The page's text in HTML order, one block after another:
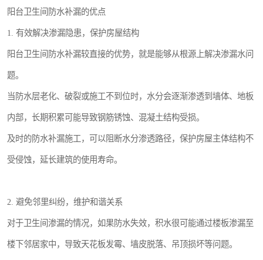
阳台卫生间防水补漏的优点
1. 有效解决渗漏隐患，保护房屋结构
阳台卫生间防水补漏较直接的优势，就是能够从根源上解决渗漏水问
题。
当防水层老化、破裂或施工不到位时，水分会逐渐渗透到墙体、地板
内部，长期积累可能导致钢筋锈蚀、混凝土结构受损。
及时的防水补漏施工，可以阻断水分渗透路径，保护房屋主体结构不
受侵蚀，延长建筑的使用寿命。
2. 避免邻里纠纷，维护和谐关系
对于卫生间渗漏的情况，如果防水失效，积水很可能通过楼板渗漏至
楼下邻居家中，导致天花板发霉、墙皮脱落、吊顶损坏等问题。